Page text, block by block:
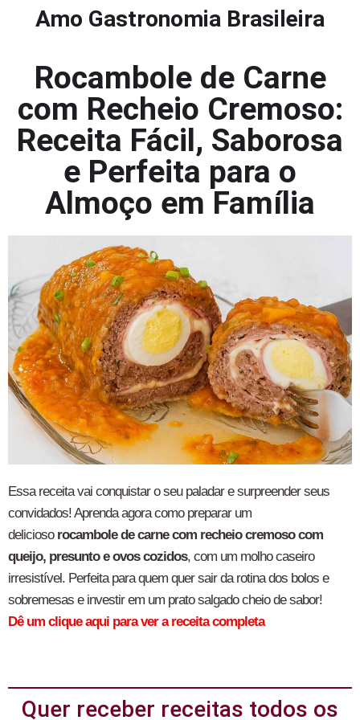
Amo Gastronomia Brasileira
Rocambole de Carne
com Recheio Cremoso:
Receita Fácil, Saborosa
e Perfeita para o
Almoço em Família
Essa receita vai conquistar o seu paladar e surpreender seus
convidados! Aprenda agora como preparar um
delicioso rocambole de carne com recheio cremoso com
queijo, presunto e ovos cozidos, com um molho caseiro
irresistível. Perfeita para quem quer sair da rotina dos bolos e
sobremesas e investir em um prato salgado cheio de sabor!
Dê um clique aqui para ver a receita completa
Quer receber receitas todos os